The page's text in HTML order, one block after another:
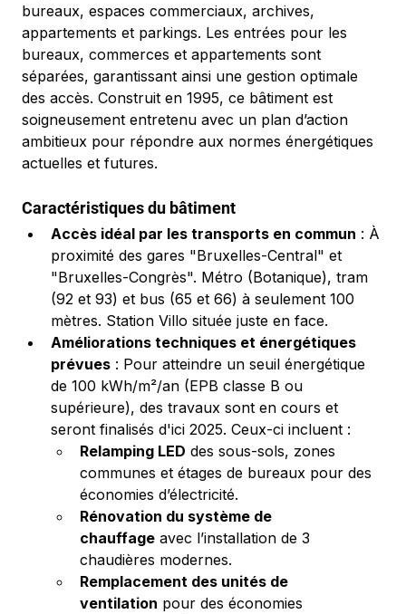
bureaux, espaces commerciaux, archives,
appartements et parkings. Les entrées pour les
bureaux, commerces et appartements sont
séparées, garantissant ainsi une gestion optimale
des accès. Construit en 1995, ce bâtiment est
soigneusement entretenu avec un plan d’action
ambitieux pour répondre aux normes énergétiques
actuelles et futures.
Caractéristiques du bâtiment
Accès idéal par les transports en commun : À
proximité des gares "Bruxelles-Central" et
"Bruxelles-Congrès". Métro (Botanique), tram
(92 et 93) et bus (65 et 66) à seulement 100
mètres. Station Villo située juste en face.
Améliorations techniques et énergétiques
prévues : Pour atteindre un seuil énergétique
de 100 kWh/m²/an (EPB classe B ou
supérieure), des travaux sont en cours et
seront finalisés d'ici 2025. Ceux-ci incluent :
Relamping LED des sous-sols, zones
communes et étages de bureaux pour des
économies d’électricité.
Rénovation du système de
chauffage avec l’installation de 3
chaudières modernes.
Remplacement des unités de
ventilation pour des économies